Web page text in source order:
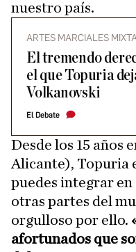
nuestro país.
ARTES MARCIALES
El tremendo
el que Topuria
Volkanovski
El Debate
Desde los 15 años
Alicante), Topuria
puedes integrar en
otras partes del
orgulloso por ello.
afortunados que